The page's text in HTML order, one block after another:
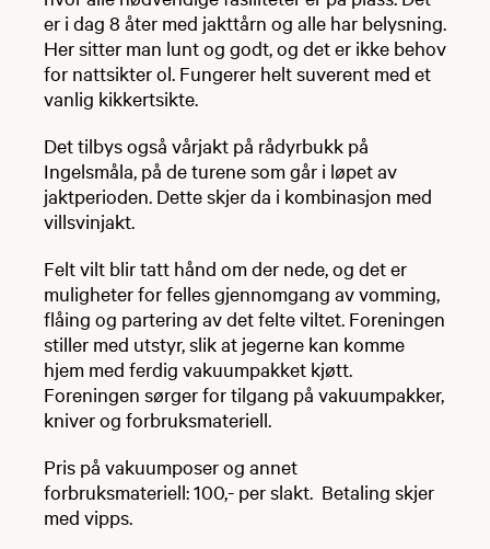
er i dag 8 åter med jakttårn og alle har belysning.
Her sitter man lunt og godt, og det er ikke behov
for nattsikter ol. Fungerer helt suverent med et
vanlig kikkertsikte.
Det tilbys også vårjakt på rådyrbukk på
Ingelsmåla, på de turene som går i løpet av
jaktperioden. Dette skjer da i kombinasjon med
villsvinjakt.
Felt vilt blir tatt hånd om der nede, og det er
muligheter for felles gjennomgang av vomming,
flåing og partering av det felte viltet. Foreningen
stiller med utstyr, slik at jegerne kan komme
hjem med ferdig vakuumpakket kjøtt.
Foreningen sørger for tilgang på vakuumpakker,
kniver og forbruksmateriell.
Pris på vakuumposer og annet
forbruksmateriell: 100,- per slakt. Betaling skjer
med vipps.